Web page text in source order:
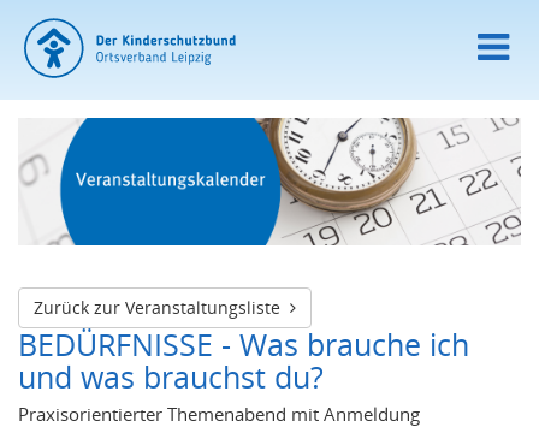
Zurück zur Veranstaltungsliste
BEDÜRFNISSE - Was brauche ich
und was brauchst du?
Praxisorientierter Themenabend mit Anmeldung